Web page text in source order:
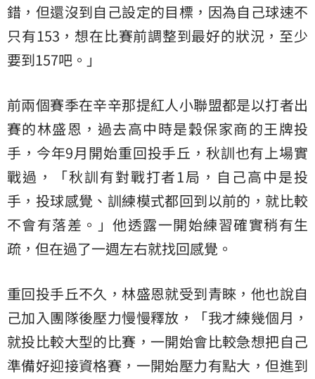
錯，但還沒到自己設定的目標，因為自己球速不
只有153，想在比賽前調整到最好的狀況，至少
要到157吧。」
前兩個賽季在辛辛那提紅人小聯盟都是以打者出
賽的林盛恩，過去高中時是穀保家商的王牌投
手，今年9月開始重回投手丘，秋訓也有上場實
戰過，「秋訓有對戰打者1局，自己高中是投
手，投球感覺、訓練模式都回到以前的，就比較
不會有落差。」他透露一開始練習確實稍有生
疏，但在過了一週左右就找回感覺。
重回投手丘不久，林盛恩就受到青睞，他也說自
己加入團隊後壓力慢慢釋放，「我才練幾個月，
就投比較大型的比賽，一開始會比較急想把自己
準備好迎接資格賽，一開始壓力有點大，但進到